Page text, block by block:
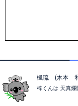
楓琉 (木本
梓くんは 天真